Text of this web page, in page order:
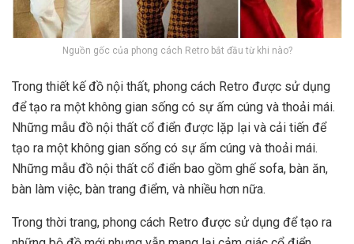
Nguồn gốc của phong cách Retro bắt đầu từ khi nào?
Trong thiết kế đồ nội thất, phong cách Retro được sử dụng
để tạo ra một không gian sống có sự ấm cúng và thoải mái.
Những mẫu đồ nội thất cổ điển được lặp lại và cải tiến để
tạo ra một không gian sống có sự ấm cúng và thoải mái.
Những mẫu đồ nội thất cổ điển bao gồm ghế sofa, bàn ăn,
bàn làm việc, bàn trang điểm, và nhiều hơn nữa.
Trong thời trang, phong cách Retro được sử dụng để tạo ra